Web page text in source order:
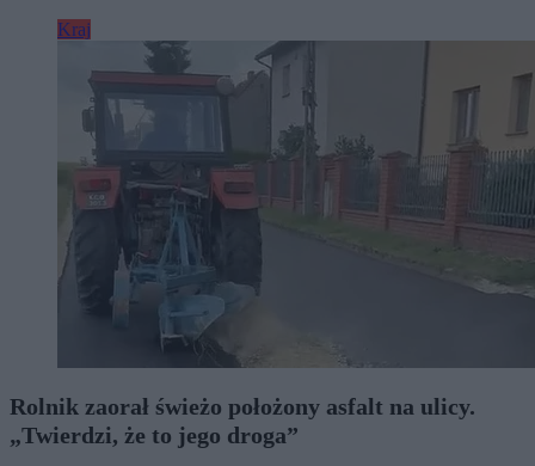
Kraj
Rolnik zaorał świeżo położony asfalt na ulicy.
„Twierdzi, że to jego droga”